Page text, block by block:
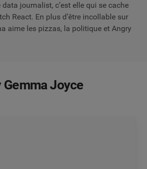
journalist, c’est elle qui se cache
React. En plus d’être incollable sur
aime les pizzas, la politique et Angry
Joyce